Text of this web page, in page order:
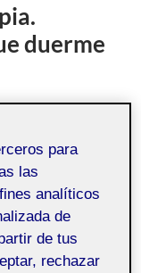
duerme
para
las
analíticos
de
de tus
rechazar